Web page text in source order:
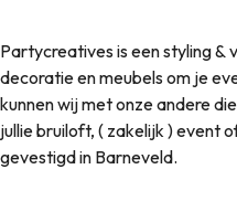
Partycreatives is een styling
decoratie en meubels om je
kunnen wij met onze andere
jullie bruiloft, ( zakelijk ) event
gevestigd in Barneveld.